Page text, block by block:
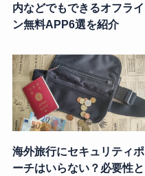
内などでもできるオフライ
ン無料APP6選を紹介
海外旅行にセキュリティポ
ーチはいらない？必要性と